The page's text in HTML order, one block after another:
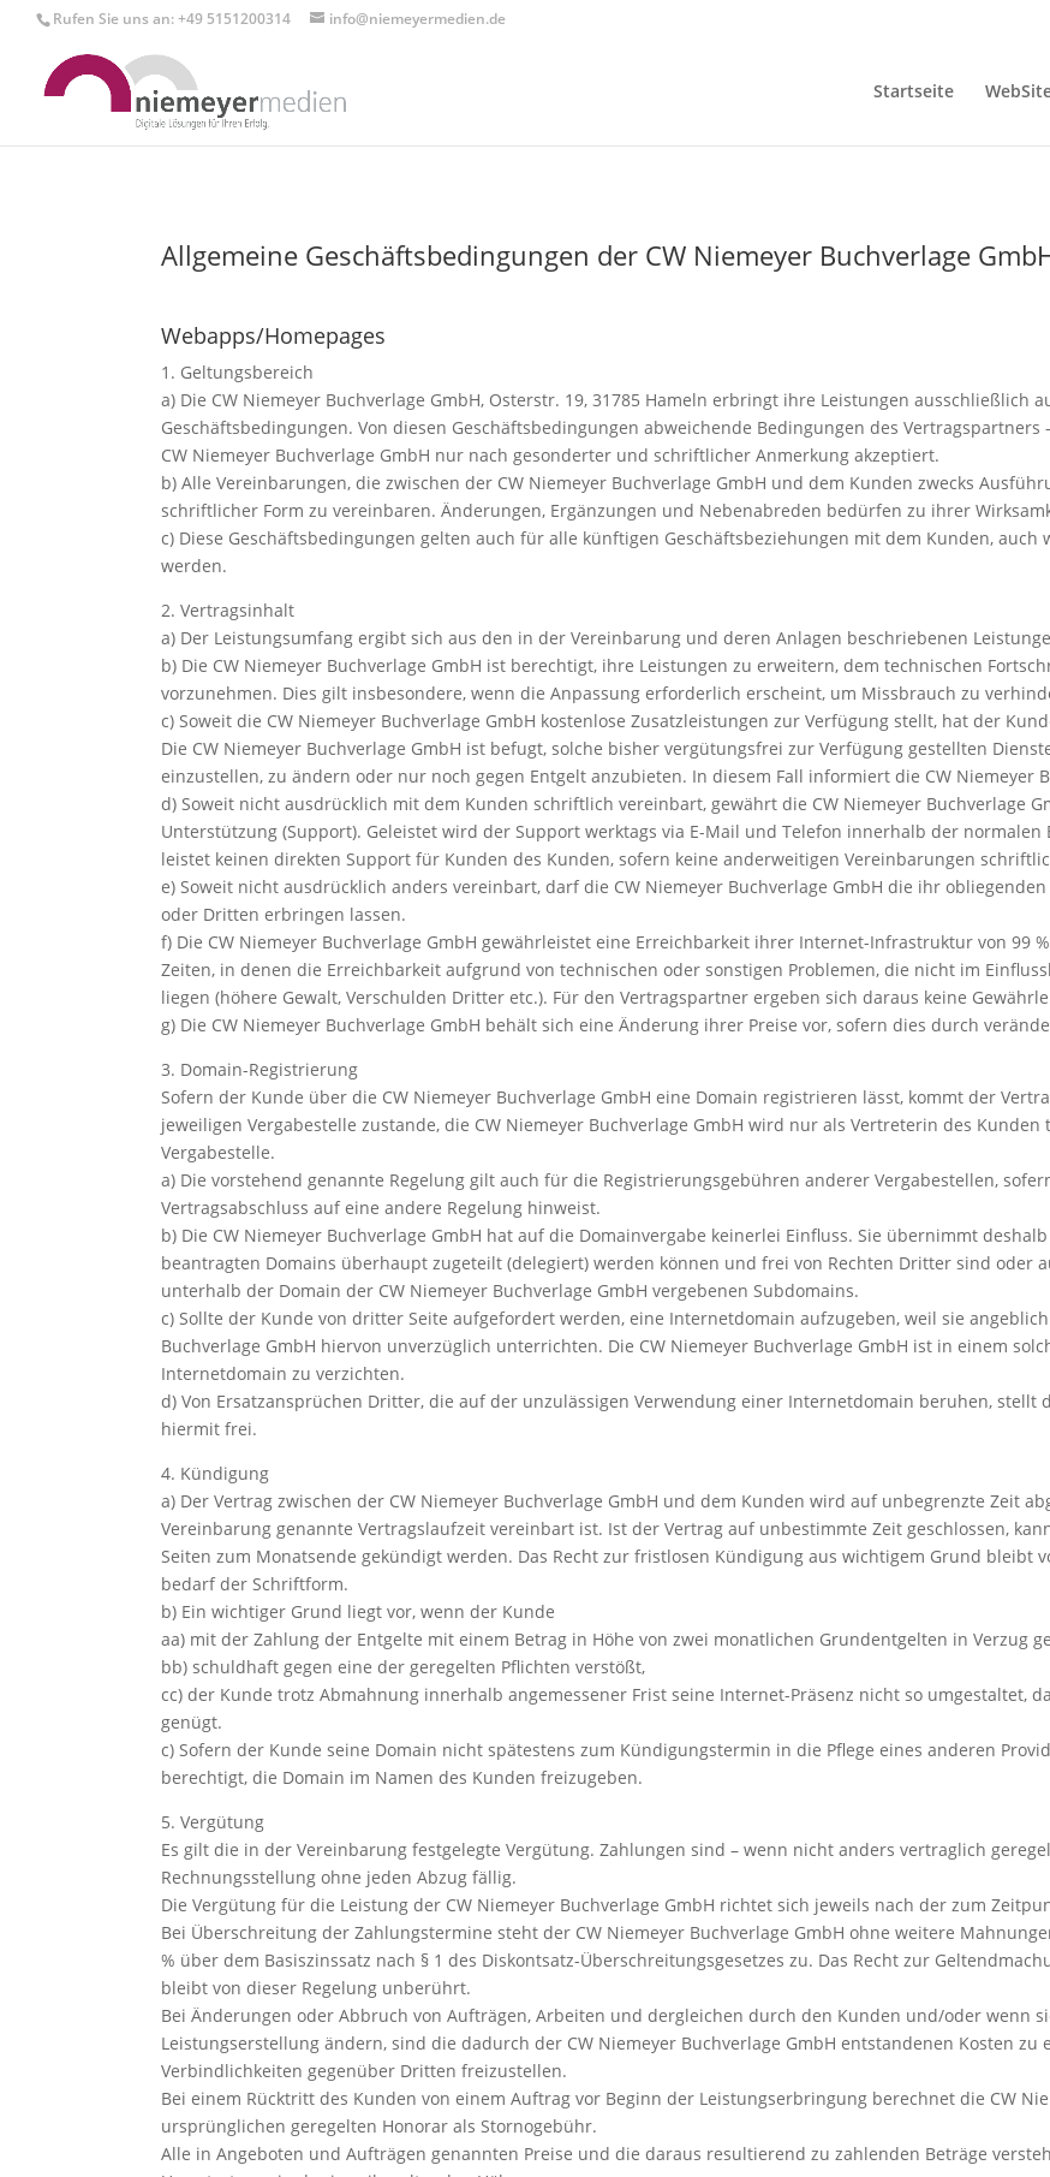
Rufen Sie uns an: +49 5151200314 info@niemeyermedien.de
Startseite
Allgemeine Geschäftsbedingungen der CW Niemeyer Buchverlage
Webapps/Homepages
1. Geltungsbereich
a) Die CW Niemeyer Buchverlage GmbH, Osterstr. 19, 31785 Hameln erbringt ihre Leistungen ausschließlich
Geschäftsbedingungen. Von diesen Geschäftsbedingungen abweichende Bedingungen des
CW Niemeyer Buchverlage GmbH nur nach gesonderter und schriftlicher Anmerkung akzeptiert.
b) Alle Vereinbarungen, die zwischen der CW Niemeyer Buchverlage GmbH und dem Kunden zwecks
schriftlicher Form zu vereinbaren. Änderungen, Ergänzungen und Nebenabreden bedürfen zu ihrer
c) Diese Geschäftsbedingungen gelten auch für alle künftigen Geschäftsbeziehungen mit dem Kunden,
werden.
2. Vertragsinhalt
a) Der Leistungsumfang ergibt sich aus den in der Vereinbarung und deren Anlagen beschriebenen
b) Die CW Niemeyer Buchverlage GmbH ist berechtigt, ihre Leistungen zu erweitern, dem technischen
vorzunehmen. Dies gilt insbesondere, wenn die Anpassung erforderlich erscheint, um Missbrauch zu
c) Soweit die CW Niemeyer Buchverlage GmbH kostenlose Zusatzleistungen zur Verfügung stellt, hat der
Die CW Niemeyer Buchverlage GmbH ist befugt, solche bisher vergütungsfrei zur Verfügung gestellten
einzustellen, zu ändern oder nur noch gegen Entgelt anzubieten. In diesem Fall informiert die CW Niemeyer
d) Soweit nicht ausdrücklich mit dem Kunden schriftlich vereinbart, gewährt die CW Niemeyer Buchverlage
Unterstützung (Support). Geleistet wird der Support werktags via E-Mail und Telefon innerhalb der normalen
leistet keinen direkten Support für Kunden des Kunden, sofern keine anderweitigen Vereinbarungen
e) Soweit nicht ausdrücklich anders vereinbart, darf die CW Niemeyer Buchverlage GmbH die ihr
oder Dritten erbringen lassen.
f) Die CW Niemeyer Buchverlage GmbH gewährleistet eine Erreichbarkeit ihrer Internet-Infrastruktur von 99
Zeiten, in denen die Erreichbarkeit aufgrund von technischen oder sonstigen Problemen, die nicht im
liegen (höhere Gewalt, Verschulden Dritter etc.). Für den Vertragspartner ergeben sich daraus keine
g) Die CW Niemeyer Buchverlage GmbH behält sich eine Änderung ihrer Preise vor, sofern dies durch
3. Domain-Registrierung
Sofern der Kunde über die CW Niemeyer Buchverlage GmbH eine Domain registrieren lässt, kommt der
jeweiligen Vergabestelle zustande, die CW Niemeyer Buchverlage GmbH wird nur als Vertreterin des
Vergabestelle.
a) Die vorstehend genannte Regelung gilt auch für die Registrierungsgebühren anderer Vergabestellen,
Vertragsabschluss auf eine andere Regelung hinweist.
b) Die CW Niemeyer Buchverlage GmbH hat auf die Domainvergabe keinerlei Einfluss. Sie übernimmt
beantragten Domains überhaupt zugeteilt (delegiert) werden können und frei von Rechten Dritter sind oder
unterhalb der Domain der CW Niemeyer Buchverlage GmbH vergebenen Subdomains.
c) Sollte der Kunde von dritter Seite aufgefordert werden, eine Internetdomain aufzugeben, weil sie
Buchverlage GmbH hiervon unverzüglich unterrichten. Die CW Niemeyer Buchverlage GmbH ist in einem
Internetdomain zu verzichten.
d) Von Ersatzansprüchen Dritter, die auf der unzulässigen Verwendung einer Internetdomain beruhen, stellt
hiermit frei.
4. Kündigung
a) Der Vertrag zwischen der CW Niemeyer Buchverlage GmbH und dem Kunden wird auf unbegrenzte Zeit
Vereinbarung genannte Vertragslaufzeit vereinbart ist. Ist der Vertrag auf unbestimmte Zeit geschlossen,
Seiten zum Monatsende gekündigt werden. Das Recht zur fristlosen Kündigung aus wichtigem Grund bleibt
bedarf der Schriftform.
b) Ein wichtiger Grund liegt vor, wenn der Kunde
aa) mit der Zahlung der Entgelte mit einem Betrag in Höhe von zwei monatlichen Grundentgelten in Verzug
bb) schuldhaft gegen eine der geregelten Pflichten verstößt,
cc) der Kunde trotz Abmahnung innerhalb angemessener Frist seine Internet-Präsenz nicht so umgestaltet,
genügt.
c) Sofern der Kunde seine Domain nicht spätestens zum Kündigungstermin in die Pflege eines anderen
berechtigt, die Domain im Namen des Kunden freizugeben.
5. Vergütung
Es gilt die in der Vereinbarung festgelegte Vergütung. Zahlungen sind – wenn nicht anders vertraglich
Rechnungsstellung ohne jeden Abzug fällig.
Die Vergütung für die Leistung der CW Niemeyer Buchverlage GmbH richtet sich jeweils nach der zum
Bei Überschreitung der Zahlungstermine steht der CW Niemeyer Buchverlage GmbH ohne weitere
% über dem Basiszinssatz nach § 1 des Diskontsatz-Überschreitungsgesetzes zu. Das Recht zur
bleibt von dieser Regelung unberührt.
Bei Änderungen oder Abbruch von Aufträgen, Arbeiten und dergleichen durch den Kunden und/oder wenn
Leistungserstellung ändern, sind die dadurch der CW Niemeyer Buchverlage GmbH entstandenen Kosten zu
Verbindlichkeiten gegenüber Dritten freizustellen.
Bei einem Rücktritt des Kunden von einem Auftrag vor Beginn der Leistungserbringung berechnet die CW
ursprünglichen geregelten Honorar als Stornogebühr.
Alle in Angeboten und Aufträgen genannten Preise und die daraus resultierend zu zahlenden Beträge